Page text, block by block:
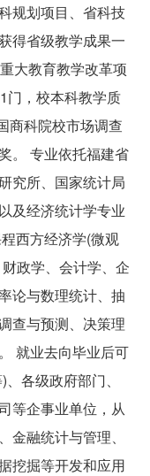
规划项目、省科技
得省级教学成果一
大教育教学改革项
门，校本科教学质
商科院校市场调查
。 专业依托福建省
究所、国家统计局
及经济统计学专业
西方经济学(微观
政学、会计学、企
论与数理统计、抽
查与预测、决策理
就业去向毕业后可
各级政府部门、
等企事业单位，从
融统计与管理、
挖掘等开发和应用